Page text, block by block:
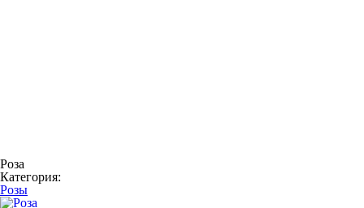
Роза
Категория:
Розы